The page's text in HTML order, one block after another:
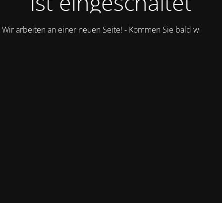
Wir arbeiten an einer neuen Seite! - Kommen Sie bald wieder.